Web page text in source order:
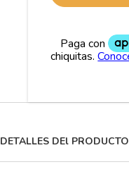
DETALLES DEl PRODUCTO